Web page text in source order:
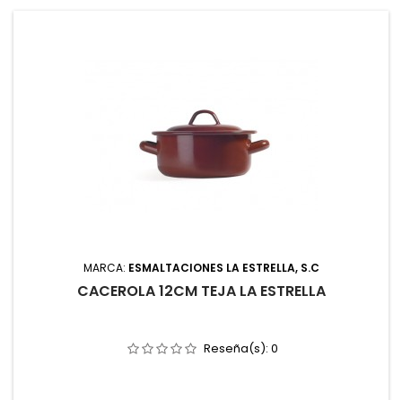
MARCA: ESMALTACIONES LA ESTRELLA, S.C
CACEROLA 12CM TEJA LA ESTRELLA
Reseña(s): 0